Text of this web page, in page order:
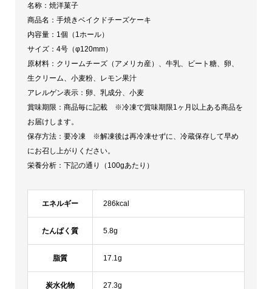
名称：焼洋菓子
商品名：手焼きベイクドチーズケーキ
内容量：1個（1ホール）
サイズ：4号（φ120mm）
原材料：クリームチーズ（アメリカ産）、牛乳、ビート糖、卵、
生クリーム、小麦粉、レモン果汁
アレルゲン表示：卵、乳成分、小麦
賞味期限：商品毎に記載 ※冷凍で賞味期限1ヶ月以上ある商品を
お届けします。
保存方法：要冷凍 ※解凍後は再冷凍せずに、冷蔵保存して早め
にお召し上がりください。
栄養分析：下記の通り（100gあたり）
エネルギー 286kcal
たんぱく質 5.8g
脂質 17.1g
炭水化物 27.3g